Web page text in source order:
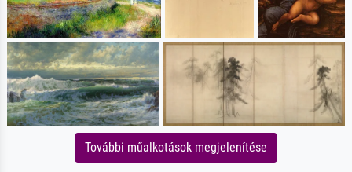
További műalkotások megjelenítése